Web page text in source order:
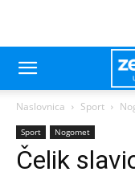
Naslovnica Sport
Sport Nogomet
Čelik